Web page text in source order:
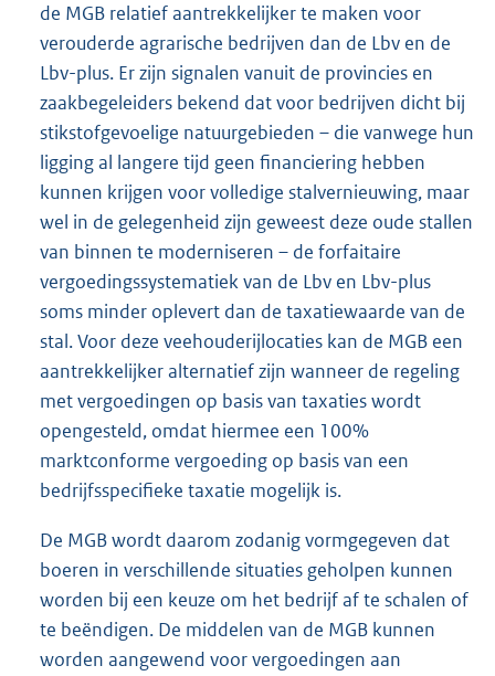
de MGB relatief aantrekkelijker te maken voor
verouderde agrarische bedrijven dan de Lbv en de
Lbv-plus. Er zijn signalen vanuit de provincies en
zaakbegeleiders bekend dat voor bedrijven dicht bij
stikstofgevoelige natuurgebieden – die vanwege hun
ligging al langere tijd geen financiering hebben
kunnen krijgen voor volledige stalvernieuwing, maar
wel in de gelegenheid zijn geweest deze oude stallen
van binnen te moderniseren – de forfaitaire
vergoedingssystematiek van de Lbv en Lbv-plus
soms minder oplevert dan de taxatiewaarde van de
stal. Voor deze veehouderijlocaties kan de MGB een
aantrekkelijker alternatief zijn wanneer de regeling
met vergoedingen op basis van taxaties wordt
opengesteld, omdat hiermee een 100%
marktconforme vergoeding op basis van een
bedrijfsspecifieke taxatie mogelijk is.
De MGB wordt daarom zodanig vormgegeven dat
boeren in verschillende situaties geholpen kunnen
worden bij een keuze om het bedrijf af te schalen of
te beëndigen. De middelen van de MGB kunnen
worden aangewend voor vergoedingen aan